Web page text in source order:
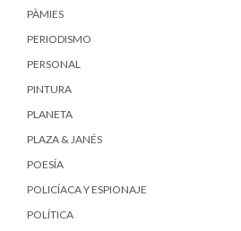
PÀMIES
PERIODISMO
PERSONAL
PINTURA
PLANETA
PLAZA & JANÉS
POESÍA
POLICÍACA Y ESPIONAJE
POLÍTICA